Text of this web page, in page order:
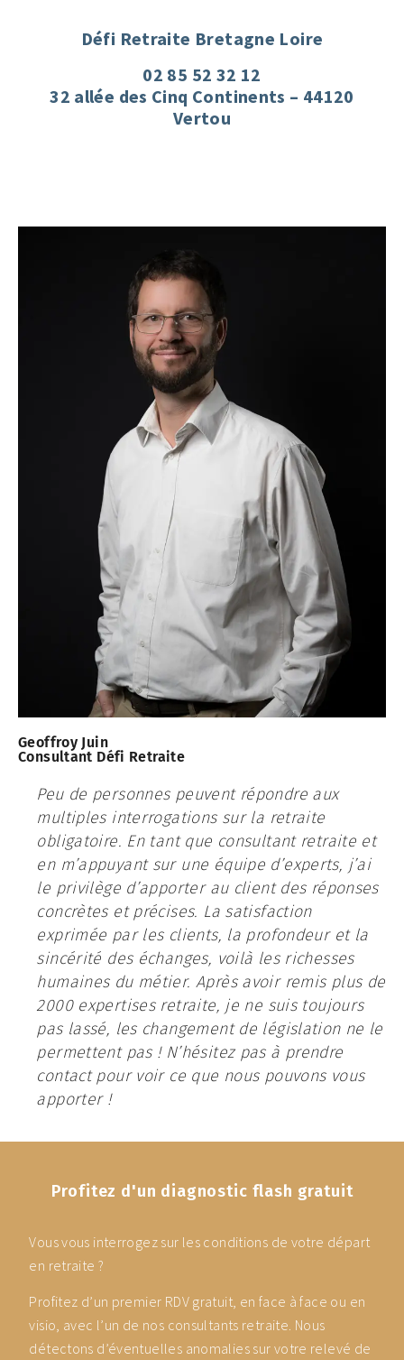
Geoffroy Juin
Consultant Défi Retraite
Peu de personnes peuvent répondre aux
multiples interrogations sur la retraite
obligatoire. En tant que consultant retraite et
en m’appuyant sur une équipe d’experts, j’ai
le privilège d’apporter au client des réponses
concrètes et précises. La satisfaction
exprimée par les clients, la profondeur et la
sincérité des échanges, voilà les richesses
humaines du métier. Après avoir remis plus de
2000 expertises retraite, je ne suis toujours
pas lassé, les changement de législation ne le
permettent pas ! N’hésitez pas à prendre
contact pour voir ce que nous pouvons vous
apporter !
Défi Retraite Bretagne Loire
02 85 52 32 12
32 allée des Cinq Continents – 44120
Vertou
Profitez d'un diagnostic flash gratuit
Vous vous interrogez sur les conditions de votre départ
en retraite ?
Profitez d’un premier RDV gratuit, en face à face ou en
visio, avec l’un de nos consultants retraite. Nous
détectons d’éventuelles anomalies sur votre relevé de